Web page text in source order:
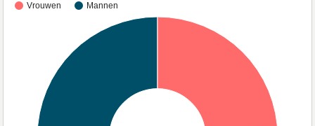
Vrouwen Mannen